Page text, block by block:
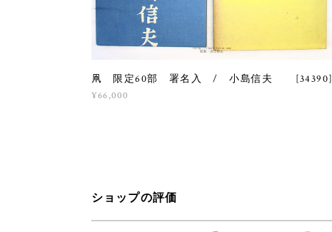
凧 限定60部 署名入 / 小島信夫 [34390]
¥66,000
ショップの評価